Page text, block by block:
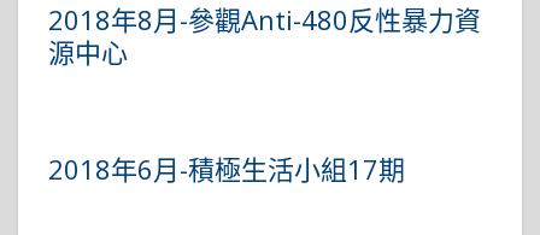
2018年8月-參觀Anti-480反性暴力資
源中心
2018年6月-積極生活小組17期